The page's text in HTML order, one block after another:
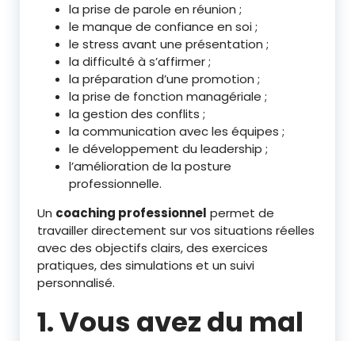
la prise de parole en réunion ;
le manque de confiance en soi ;
le stress avant une présentation ;
la difficulté à s’affirmer ;
la préparation d’une promotion ;
la prise de fonction managériale ;
la gestion des conflits ;
la communication avec les équipes ;
le développement du leadership ;
l’amélioration de la posture
professionnelle.
Un coaching professionnel permet de
travailler directement sur vos situations réelles
avec des objectifs clairs, des exercices
pratiques, des simulations et un suivi
personnalisé.
1. Vous avez du mal